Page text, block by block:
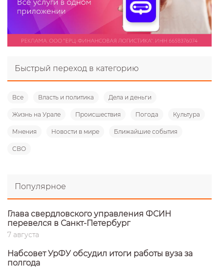
Быстрый переход в категорию
Все Власть и политика Дела и деньги
Жизнь на Урале Происшествия Погода Культура
Мнения Новости в мире Ближайшие события
СВО
Популярное
Глава свердловского управления ФСИН
перевелся в Санкт-Петербург
7 августа
Набсовет УрФУ обсудил итоги работы вуза за
полгода